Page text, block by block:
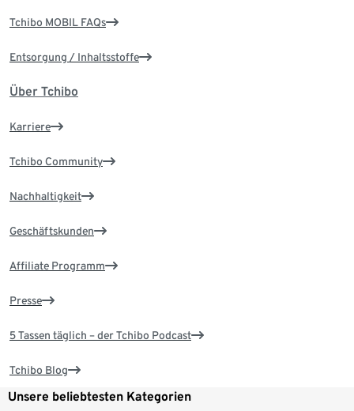
Tchibo MOBIL FAQs
Entsorgung / Inhaltsstoffe
Über Tchibo
Karriere
Tchibo Community
Nachhaltigkeit
Geschäftskunden
Affiliate Programm
Presse
5 Tassen täglich – der Tchibo Podcast
Tchibo Blog
Unsere beliebtesten Kategorien